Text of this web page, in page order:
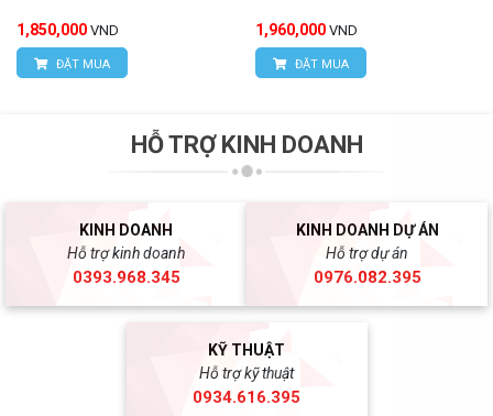
1,850,000 VND
ĐẶT MUA
1,960,000 VND
ĐẶT MUA
HỖ TRỢ KINH DOANH
KINH DOANH
Hỗ trợ kinh doanh
0393.968.345
KINH DOANH DỰ ÁN
Hỗ trợ dự án
0976.082.395
KỸ THUẬT
Hỗ trợ kỹ thuật
0934.616.395